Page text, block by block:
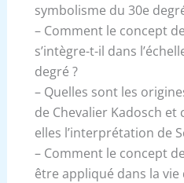
symbolisme du 30e
– Comment le concept
s’intègre-t-il dans
degré ?
– Quelles sont les
de Chevalier Kadosch
elles l’interprétation de
– Comment le concept
être appliqué dans la vie